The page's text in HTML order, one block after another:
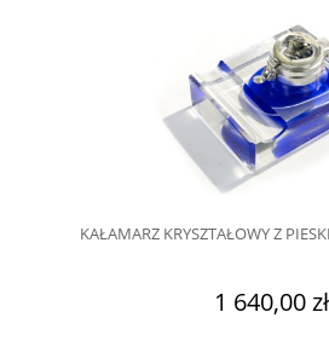
KAŁAMARZ KRYSZTAŁOWY Z
1 640,00 zł